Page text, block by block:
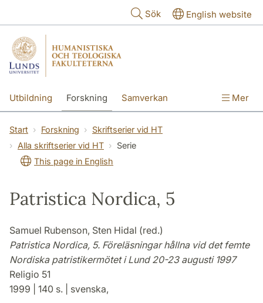
Sök English website
Utbildning Forskning Samverkan Mer
Start Forskning
Skriftserier vid HT
Alla skriftserier vid HT
Serie
This page in English
Patristica Nordica, 5
Samuel Rubenson, Sten Hidal (red.)
Patristica Nordica, 5. Föreläsningar hållna vid det femte
Nordiska patristikermötet i Lund 20-23 augusti 1997
Religio 51
1999 | 140 s. | svenska,